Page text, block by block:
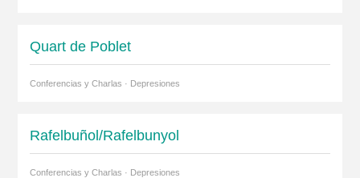
Quart de Poblet
Conferencias y Charlas · Depresiones
Rafelbuñol/Rafelbunyol
Conferencias y Charlas · Depresiones